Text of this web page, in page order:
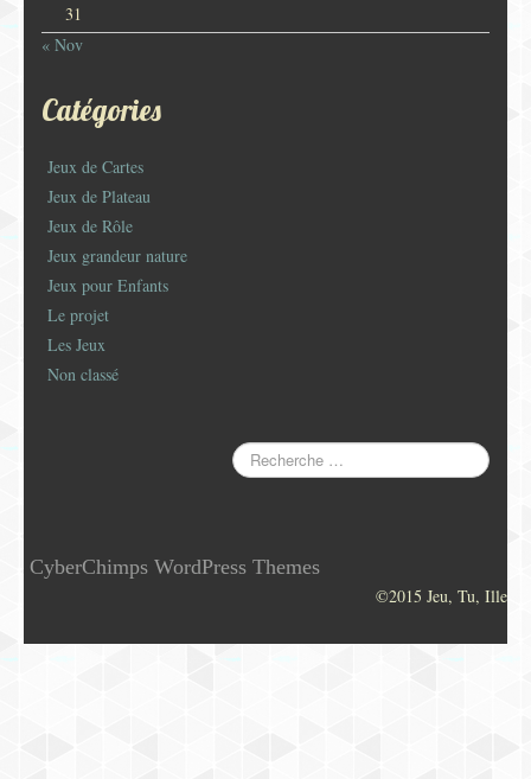
31
« Nov
Catégories
Jeux de Cartes
Jeux de Plateau
Jeux de Rôle
Jeux grandeur nature
Jeux pour Enfants
Le projet
Les Jeux
Non classé
CyberChimps WordPress Themes
©2015 Jeu, Tu, Ille